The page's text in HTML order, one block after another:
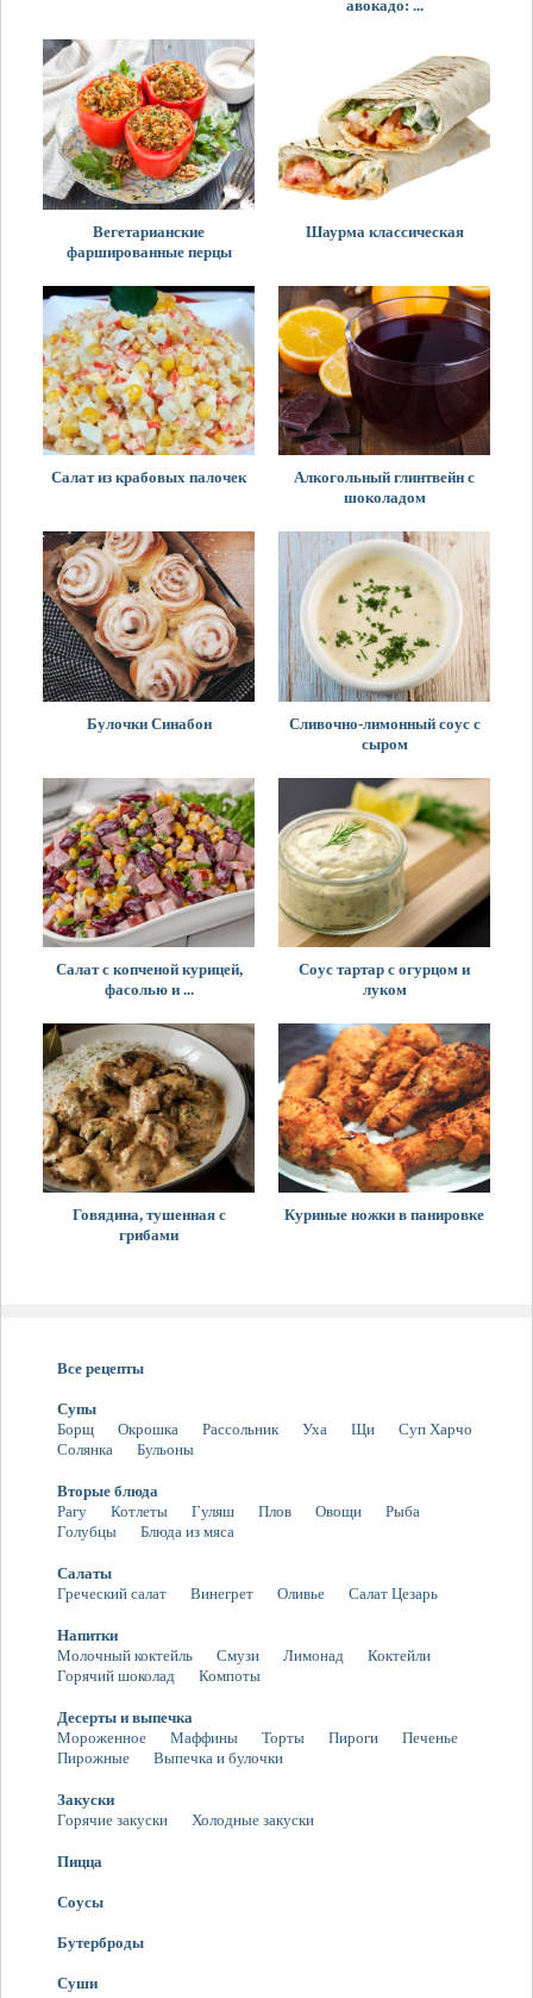
авокадо: ...
Вегетарианские
фаршированные перцы
Шаурма классическая
Салат из крабовых палочек
Алкогольный глинтвейн с
шоколадом
Булочки Синабон
Сливочно-лимонный соус с
сыром
Салат с копченой курицей,
фасолью и ...
Соус тартар с огурцом и
луком
Говядина, тушенная с
грибами
Куриные ножки в панировке
Все рецепты
Супы
Борщ
Окрошка Рассольник Уха Щи
Суп Харчо
Солянка
Бульоны
Вторые блюда
Рагу
Котлеты Гуляш Плов Овощи
Рыба
Голубцы
Блюда из мяса
Салаты
Греческий салат
Винегрет Оливье Салат Цезарь
Напитки
Молочный коктейль
Смузи Лимонад
Коктейли
Горячий шоколад
Компоты
Десерты и выпечка
Мороженное
Маффины Торты Пироги
Печенье
Пирожные
Выпечка и булочки
Закуски
Горячие закуски
Холодные закуски
Пицца
Соусы
Бутерброды
Суши